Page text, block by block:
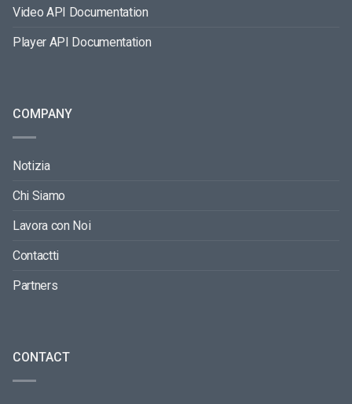
Video API Documentation
Player API Documentation
COMPANY
Notizia
Chi Siamo
Lavora con Noi
Contactti
Partners
CONTACT